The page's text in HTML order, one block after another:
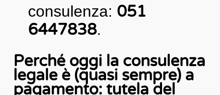
consulenza: 051
6447838.
Perché oggi la consulenza
legale è (quasi sempre) a
pagamento: tutela del